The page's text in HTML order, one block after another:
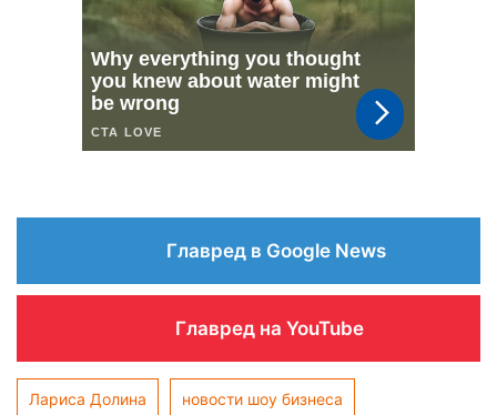
Главред в Google News
Главред на YouTube
Лариса Долина новости шоу бизнеса